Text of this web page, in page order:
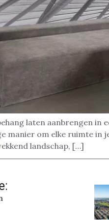
laten aanbrengen in
manier om elke ruimte in
landschap, […]